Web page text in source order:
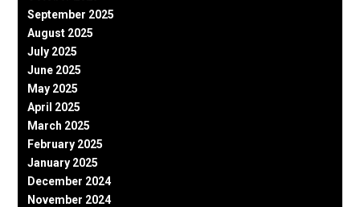
September 2025
August 2025
July 2025
June 2025
May 2025
April 2025
March 2025
February 2025
January 2025
December 2024
November 2024